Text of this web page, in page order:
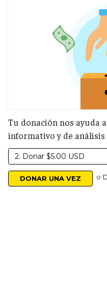
Tu donación nos ayuda
informativo y de
o